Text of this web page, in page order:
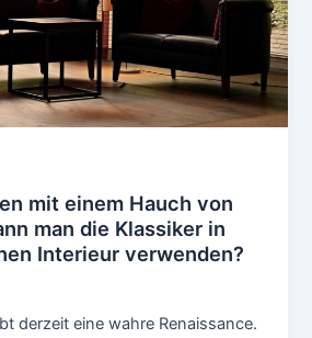
mit einem Hauch von
man die Klassiker in
Interieur verwenden?
derzeit eine wahre Renaissance.